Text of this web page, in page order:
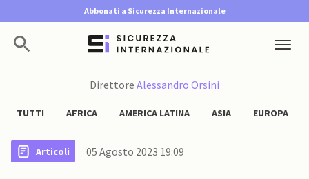
Abbonati a Sicurezza Internazionale
Direttore Alessandro Orsini
TUTTI AFRICA AMERICA LATINA ASIA EUROPA
Articoli 05 Agosto 2023 19:09